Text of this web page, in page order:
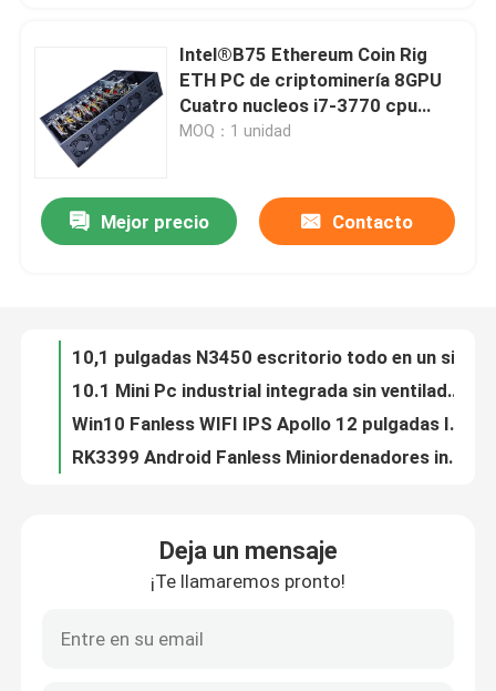
Productos
Contacto
Solicitar una cotización
Mini Pc industrial
Intel®B75 Ethereum Coin Rig
ETH PC de criptominería 8GPU
Cuatro nucleos i7-3770 cpu
512GB SSD 8GB Memoria
MOQ：1 unidad
Mejor precio Contacto
WIFI BT IPS Android Industrial POS Mini todo en una computadora táctil Fanless Rockchip RK3566 15.6 pulgadas
Fanless All In One Touch Panel PC 21.45 pulgadas IPS Rockchip RK3566 Quad-core Adroid RS232 para educación publicitaria
Panel industrial integrado J1900 de 10,1 pulgadas todo en uno de cuatro núcleos
Deja un mensaje
¡Te llamaremos pronto!